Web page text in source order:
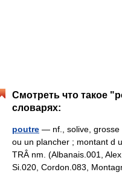
Смотреть что такое
словарях:
poutre — nf., solive, grosse
ou un plancher ; montant d
TRÂ nm. (Albanais.001,
Si.020, Cordon.083,